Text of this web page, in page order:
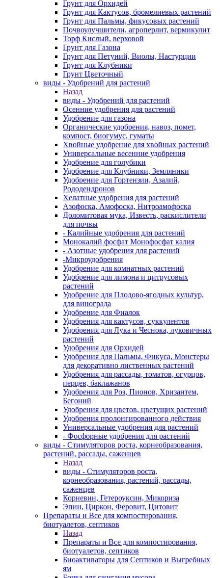
Грунт для Орхидей
Грунт для Кактусов, бромелиевых растений
Грунт для Пальмы, фикусовых растений
Почвоулучшители, агроперлит, вермикулит
Торф Кислый, верховой
Грунт для Газона
Грунт для Петуний, Виолы, Настурции
Грунт для Клубники
Грунт Цветочный
виды - Удобрений для растений
Назад
виды - Удобрений для растений
Осенние удобрения для растений
Удобрение для газона
Органические удобрения, навоз, помет,
компост, биогумус, гуматы
Хвойные удобрение для хвойных растений
Универсальные весенние удобрения
Удобрение для голубики
Удобрение для Клубники, Земляники
Удобрение для Гортензии, Азалий,
Рододендронов
Хелатные удобрения для растений
Азофоска, Амофоска, Нитроамофоска
Доломитовая мука, Известь, раскислители
для почвы
- Калийные удобрения для растений
Монокалий фосфат Монофосфат калия
- Азотные удобрения для растений
-Микроудобрения
Удобрение для комнатных растений
Удобрение для лимона и цитрусовых
растений
Удобрение для Плодово-ягодных культур,
для винограда
Удобрение для Фиалок
Удобрения для кактусов, суккулентов
Удобрения для Лука и Чеснока, луковичных
растений
Удобрения для Орхидей
Удобрения для Пальмы, Фикуса, Монстеры
для декоративно лиственных растений
Удобрения для рассады, томатов, огурцов,
перцев, баклажанов
Удобрения для Роз, Пионов, Хризантем,
Бегоний
Удобрения для цветов, цветущих растений
Удобрения пролонгированного действия
Универсальные удобрения для растений
- Фосфорные удобрения для растений
виды - Стимуляторов роста, корнеобразования,
растений, рассады, саженцев
Назад
виды - Стимуляторов роста,
корнеобразования, растений, рассады,
саженцев
Корневин, Гетероуксин, Микориза
Эпин, Циркон, Феровит, Цитовит
Препараты и Все для компостирования,
биотуалетов, септиков
Назад
Препараты и Все для компостирования,
биотуалетов, септиков
Биоактиваторы для Септиков и Выгребных
ям